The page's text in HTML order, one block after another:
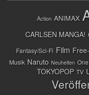
Action ANIMAX
CARLSEN MANGA!
Fantasy/Sci-Fi Film
Musik Naruto Neuheiten
TOKYOPOP TV